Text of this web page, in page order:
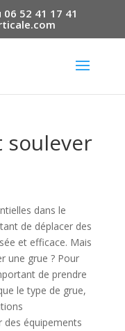
52 41 17 41
soulever
dans le
de déplacer des
et efficace. Mais
une grue ? Pour
de prendre
le type de grue,
des équipements